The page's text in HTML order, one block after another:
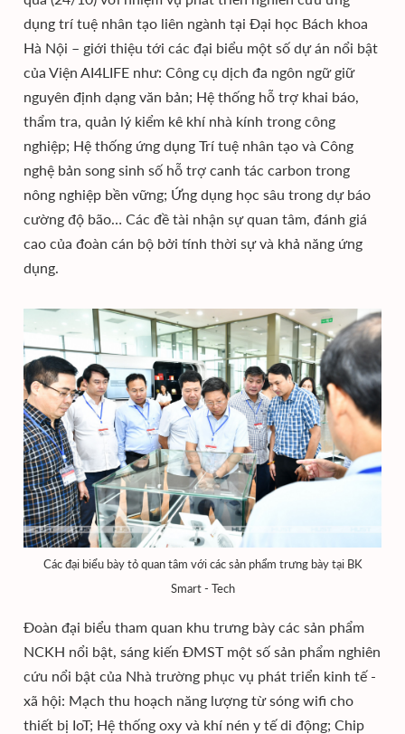
dụng trí tuệ nhân tạo liên ngành tại Đại học Bách khoa
Hà Nội – giới thiệu tới các đại biểu một số dự án nổi bật
của Viện AI4LIFE như: Công cụ dịch đa ngôn ngữ giữ
nguyên định dạng văn bản; Hệ thống hỗ trợ khai báo,
thẩm tra, quản lý kiểm kê khí nhà kính trong công
nghiệp; Hệ thống ứng dụng Trí tuệ nhân tạo và Công
nghệ bản song sinh số hỗ trợ canh tác carbon trong
nông nghiệp bền vững; Ứng dụng học sâu trong dự báo
cường độ bão… Các đề tài nhận sự quan tâm, đánh giá
cao của đoàn cán bộ bởi tính thời sự và khả năng ứng
dụng.
Các đại biểu bày tỏ quan tâm với các sản phẩm trưng bày tại BK
Smart - Tech
Đoàn đại biểu tham quan khu trưng bày các sản phẩm
NCKH nổi bật, sáng kiến ĐMST một số sản phẩm nghiên
cứu nổi bật của Nhà trường phục vụ phát triển kinh tế -
xã hội: Mạch thu hoạch năng lượng từ sóng wifi cho
thiết bị IoT; Hệ thống oxy và khí nén y tế di động; Chip